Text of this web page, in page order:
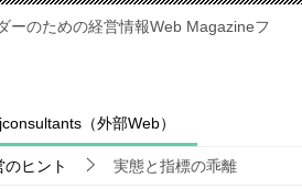
ーのための経営情報Web Magazineフ
（外部Web）
ヒント 実態と指標の乖離